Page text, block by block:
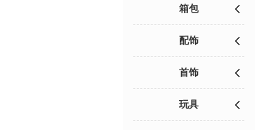
箱包
配饰
首饰
玩具